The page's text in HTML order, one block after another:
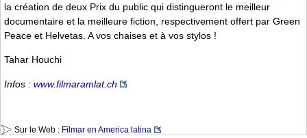
la création de deux Prix du public qui distingueront le meilleur
documentaire et la meilleure fiction, respectivement offert par Green
Peace et Helvetas. A vos chaises et à vos stylos !
Tahar Houchi
Infos : www.filmaramlat.ch
Sur le Web : Filmar en America latina